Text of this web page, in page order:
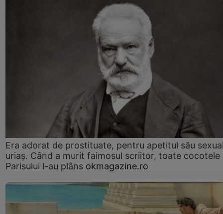
Era adorat de prostituate, pentru apetitul său
uriaș. Când a murit faimosul scriitor, toate cocotele
Parisului l-au plâns okmagazine.ro